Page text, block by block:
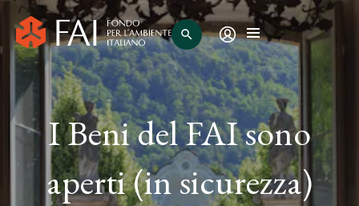
search
I Beni del FAI sono
aperti (in sicurezza)